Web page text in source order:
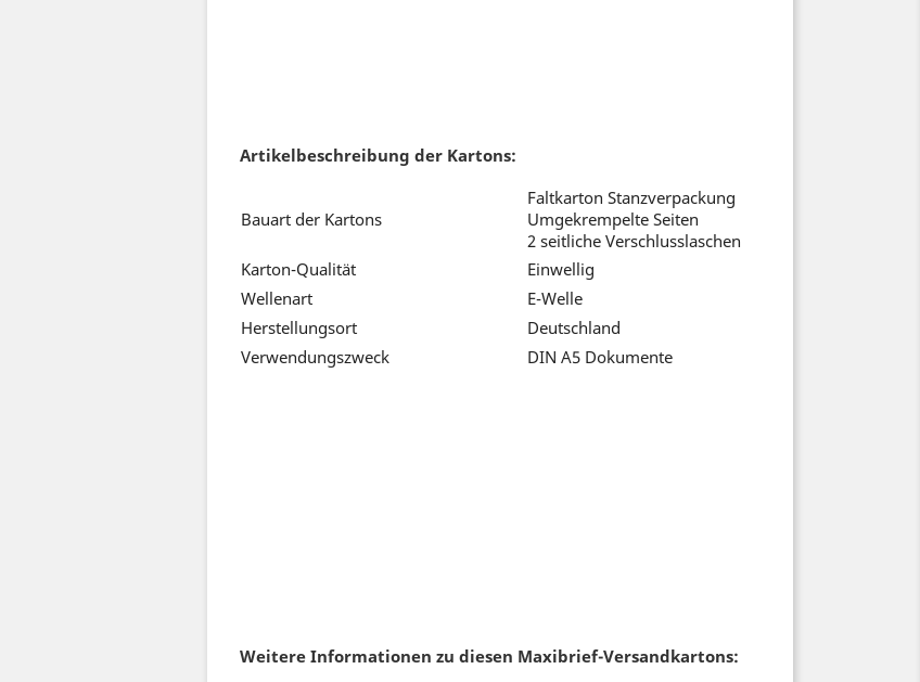
Artikelbeschreibung der Kartons:
Bauart der Kartons
Faltkarton Stanzverpackung
Umgekrempelte Seiten
2 seitliche Verschlusslaschen
Karton-Qualität
Einwellig
Wellenart
E-Welle
Herstellungsort
Deutschland
Verwendungszweck
DIN A5 Dokumente
Weitere Informationen zu diesen Maxibrief-Versandkartons: